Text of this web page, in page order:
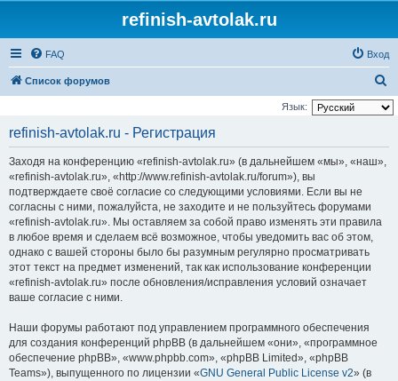
refinish-avtolak.ru
FAQ Вход
Список форумов
о
Язык:
refinish-avtolak.ru - Регистрация
Заходя на конференцию «refinish-avtolak.ru» (в дальнейшем «мы», «наш»,
«refinish-avtolak.ru», «http://www.refinish-avtolak.ru/forum»), вы
подтверждаете своё согласие со следующими условиями. Если вы не
согласны с ними, пожалуйста, не заходите и не пользуйтесь форумами
«refinish-avtolak.ru». Мы оставляем за собой право изменять эти правила
в любое время и сделаем всё возможное, чтобы уведомить вас об этом,
однако с вашей стороны было бы разумным регулярно просматривать
этот текст на предмет изменений, так как использование конференции
«refinish-avtolak.ru» после обновления/исправления условий означает
ваше согласие с ними.
Наши форумы работают под управлением программного обеспечения
для создания конференций phpBB (в дальнейшем «они», «программное
обеспечение phpBB», «www.phpbb.com», «phpBB Limited», «phpBB
Teams»), выпущенного по лицензии «GNU General Public License v2» (в